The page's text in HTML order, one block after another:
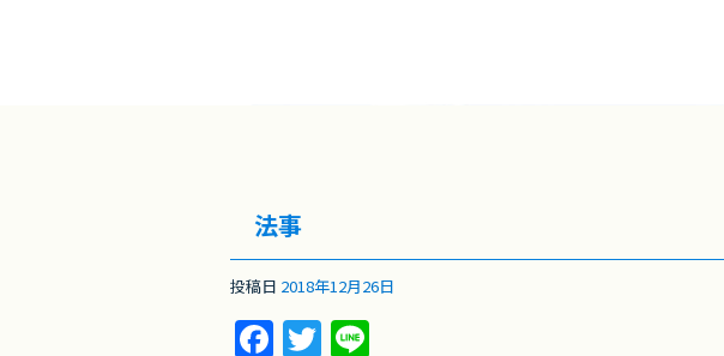
法事
投稿日 2018年12月26日
F T